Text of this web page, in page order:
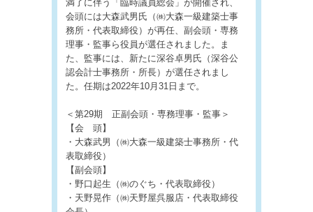
満了に伴う「臨時議員総会」が開催され、
会頭には大森武男氏（㈱大森一級建築士事
務所・代表取締役）が再任、副会頭・専務
理事・監事ら役員が選任されました。ま
た、監事には、新たに深谷卓男氏（深谷公
認会計士事務所・所長）が選任されまし
た。任期は2022年10月31日まで。
＜第29期 正副会頭・専務理事・監事＞
【会 頭】
・大森武男（㈱大森一級建築士事務所・代
表取締役）
【副会頭】
・野口起生（㈱のぐち・代表取締役）
・天野晃作（㈱天野屋呉服店・代表取締役